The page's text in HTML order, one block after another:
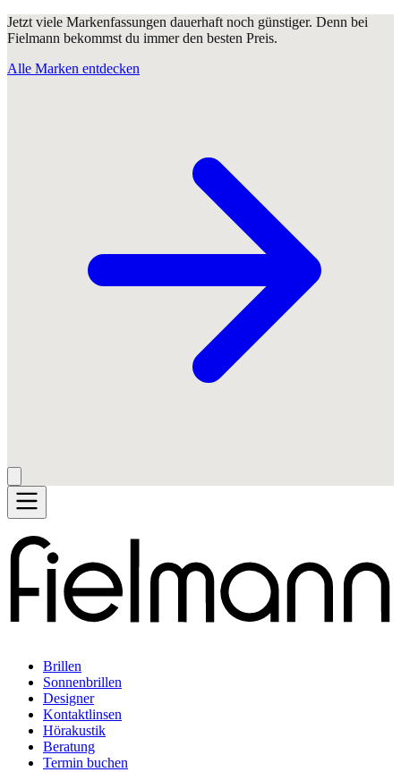
Jetzt viele Markenfassungen dauerhaft noch günstiger. Denn bei
Fielmann bekommst du immer den besten Preis.
Alle Marken entdecken
Brillen
Sonnenbrillen
Designer
Kontaktlinsen
Hörakustik
Beratung
Termin buchen